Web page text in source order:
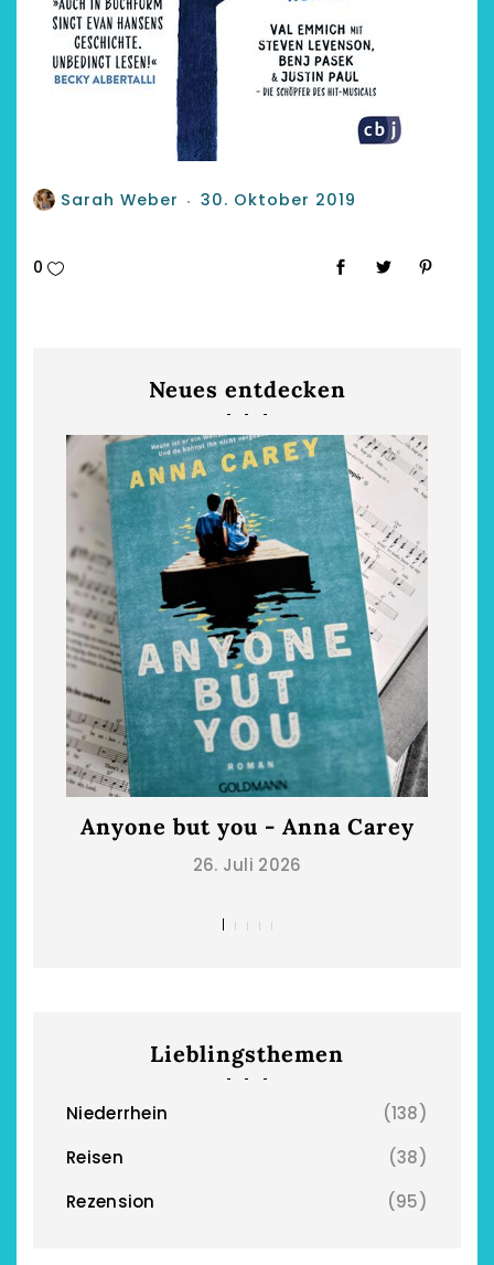
Neues entdecken
Anyone but you - Anna Carey
26. Juli 2026
Lieblingsthemen
Niederrhein
(138)
Reisen
(38)
Rezension
(95)
Sarah Weber 30. Oktober 2019
0